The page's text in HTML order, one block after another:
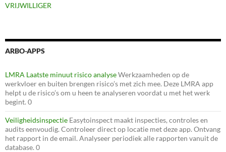
VRIJWILLIGER
ARBO-APPS
LMRA Laatste minuut risico analyseWerkzaamheden op de
werkvloer en buiten brengen risico’s met zich mee. Deze LMRA app
helpt u de risico’s om u heen te analyseren voordat u met het werk
begint. 0
Veiligheidsinspectie Easytoinspect maakt inspecties, controles en
audits eenvoudig. Controleer direct op locatie met deze app. Ontvang
het rapport in de email. Analyseer periodiek alle rapporten vanuit de
database. 0